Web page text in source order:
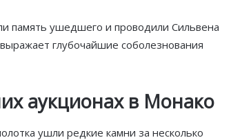
память ушедшего и проводили Сильвена
глубочайшие соболезнования
аукционах в Монако
ушли редкие камни за несколько